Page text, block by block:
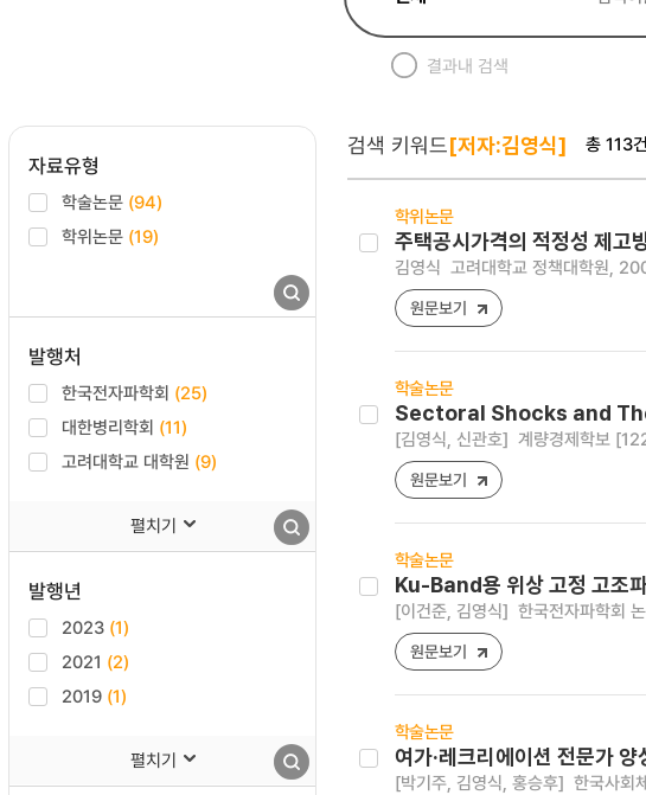
결과내 검색
자료유형
학술논문 (94)
학위논문 (19)
발행처
한국전자파학회 (25)
대한병리학회 (11)
고려대학교 대학원 (9)
펼치기
발행년
2023 (1)
2021 (2)
2019 (1)
펼치기
검색 키워드[저자:김영식] 총 113건
학위논문
주택공시가격의 적정성 제고
김영식 고려대학교 정책대학원,
원문보기
학술논문
Sectoral Shocks and
[김영식, 신관호] 계량경제학보
원문보기
학술논문
Ku-Band용 위상 고정 고조
[이건준, 김영식] 한국전자파학
원문보기
학술논문
여가·레크리에이션 전문가
[박기주, 김영식, 홍승후] 한국사